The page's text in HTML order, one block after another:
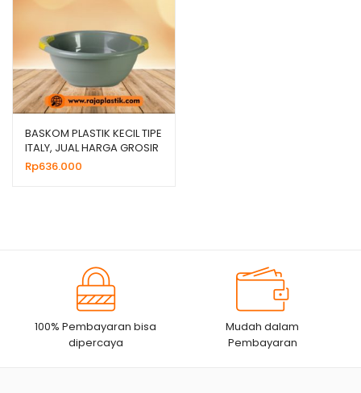
BASKOM PLASTIK KECIL TIPE
ITALY, JUAL HARGA GROSIR
MURAH
Rp636.000
100% Pembayaran bisa
dipercaya
Mudah dalam
Pembayaran